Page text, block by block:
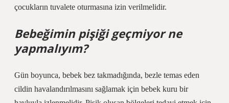
çocukların tuvalete oturmasına izin verilmelidir.
Bebeğimin pişiği geçmiyor ne
yapmalıyım?
Gün boyunca, bebek bez takmadığında, bezle temas eden
cildin havalandırılmasını sağlamak için bebek kuru bir